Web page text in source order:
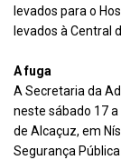
levados para o
levados à Central
A fuga
A Secretaria da
neste sábado 17
de Alcaçuz, em
Segurança